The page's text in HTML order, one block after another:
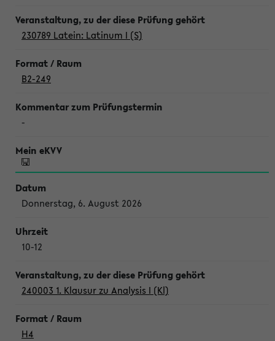
230789 Latein: Latinum I (S)
B2-249
-
Donnerstag, 6. August 2026
10-12
240003 1. Klausur zu Analysis I (Kl)
H4